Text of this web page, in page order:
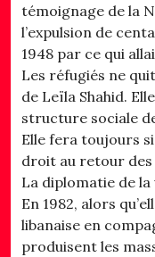
témoignage de la
l’expulsion de
1948 par ce qui
Les réfugiés ne
de Leïla Shahid.
structure sociale
Elle fera toujours
droit au retour des
La diplomatie de
En 1982, alors
libanaise en
produisent les